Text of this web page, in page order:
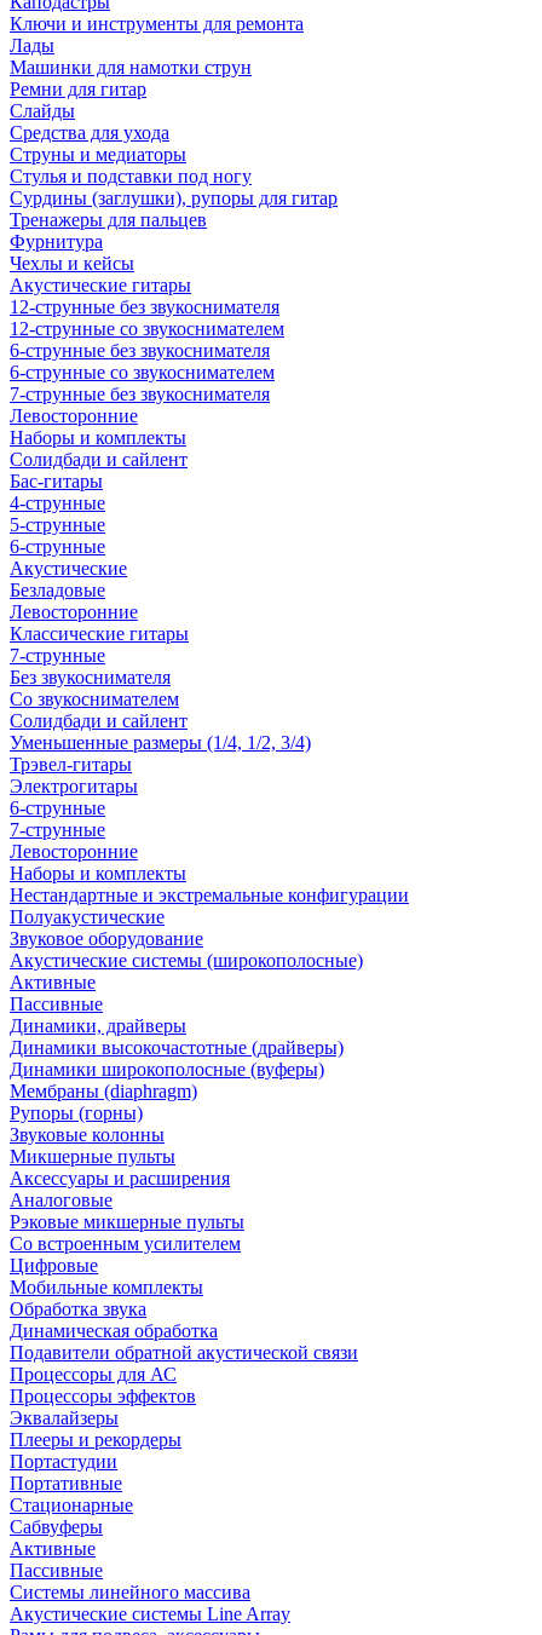
Ключи и инструменты для ремонта
Лады
Машинки для намотки струн
Ремни для гитар
Слайды
Средства для ухода
Струны и медиаторы
Стулья и подставки под ногу
Сурдины (заглушки), рупоры для гитар
Тренажеры для пальцев
Фурнитура
Чехлы и кейсы
Акустические гитары
12-струнные без звукоснимателя
12-струнные со звукоснимателем
6-струнные без звукоснимателя
6-струнные со звукоснимателем
7-струнные без звукоснимателя
Левосторонние
Наборы и комплекты
Солидбади и сайлент
Бас-гитары
4-струнные
5-струнные
6-струнные
Акустические
Безладовые
Левосторонние
Классические гитары
7-струнные
Без звукоснимателя
Со звукоснимателем
Солидбади и сайлент
Уменьшенные размеры (1/4, 1/2, 3/4)
Трэвел-гитары
Электрогитары
6-струнные
7-струнные
Левосторонние
Наборы и комплекты
Нестандартные и экстремальные конфигурации
Полуакустические
Звуковое оборудование
Акустические системы (широкополосные)
Активные
Пассивные
Динамики, драйверы
Динамики высокочастотные (драйверы)
Динамики широкополосные (вуферы)
Мембраны (diaphragm)
Рупоры (горны)
Звуковые колонны
Микшерные пульты
Аксессуары и расширения
Аналоговые
Рэковые микшерные пульты
Со встроенным усилителем
Цифровые
Мобильные комплекты
Обработка звука
Динамическая обработка
Подавители обратной акустической связи
Процессоры для АС
Процессоры эффектов
Эквалайзеры
Плееры и рекордеры
Портастудии
Портативные
Стационарные
Сабвуферы
Активные
Пассивные
Системы линейного массива
Акустические системы Line Array